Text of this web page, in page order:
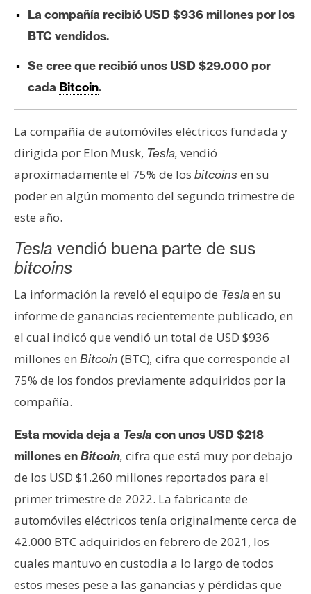
I
A
A
n
á
l
s
i
s
o
t
a
s
d
e
P
e
n
s
a
T
e
La compañía recibió USD $936 millones por los
BTC vendidos.
Se cree que recibió unos USD $29.000 por
cada Bitcoin.
La compañía de automóviles eléctricos fundada y
dirigida por Elon Musk, Tesla, vendió
aproximadamente el 75% de los bitcoins en su
poder en algún momento del segundo trimestre de
este año.
Tesla vendió buena parte de sus
bitcoins
La información la reveló el equipo de Teslaen su
informe de ganancias recientemente publicado, en
el cual indicó que vendió un total de USD $936
millones en Bitcoin (BTC), cifra que corresponde al
75% de los fondos previamente adquiridos por la
compañía.
Esta movida deja a Tesla con unos USD $218
millones enBitcoin, cifra que está muy por debajo
de los USD $1.260 millones reportados para el
primer trimestre de 2022. La fabricante de
automóviles eléctricos tenía originalmente cerca de
42.000 BTC adquiridos en febrero de 2021, los
cuales mantuvo en custodia a lo largo de todos
estos meses pese a las ganancias y pérdidas que